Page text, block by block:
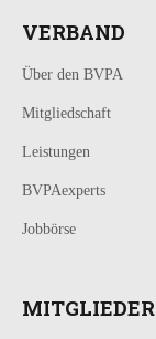
VERBAND
Über den BVPA
Mitgliedschaft
Leistungen
BVPAexperts
Jobbörse
MITGLIEDER